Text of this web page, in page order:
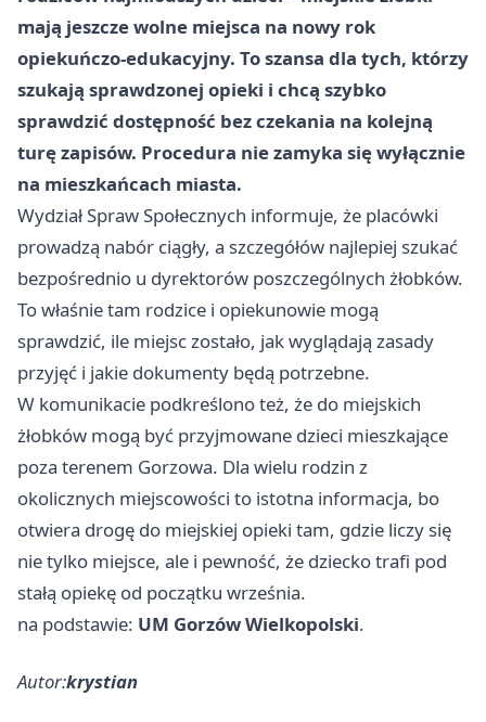
mają jeszcze wolne miejsca na nowy rok
opiekuńczo-edukacyjny. To szansa dla tych, którzy
szukają sprawdzonej opieki i chcą szybko
sprawdzić dostępność bez czekania na kolejną
turę zapisów. Procedura nie zamyka się wyłącznie
na mieszkańcach miasta.
Wydział Spraw Społecznych informuje, że placówki
prowadzą nabór ciągły, a szczegółów najlepiej szukać
bezpośrednio u dyrektorów poszczególnych żłobków.
To właśnie tam rodzice i opiekunowie mogą
sprawdzić, ile miejsc zostało, jak wyglądają zasady
przyjęć i jakie dokumenty będą potrzebne.
W komunikacie podkreślono też, że do miejskich
żłobków mogą być przyjmowane dzieci mieszkające
poza terenem Gorzowa. Dla wielu rodzin z
okolicznych miejscowości to istotna informacja, bo
otwiera drogę do miejskiej opieki tam, gdzie liczy się
nie tylko miejsce, ale i pewność, że dziecko trafi pod
stałą opiekę od początku września.
na podstawie: UM Gorzów Wielkopolski.
Autor:krystian